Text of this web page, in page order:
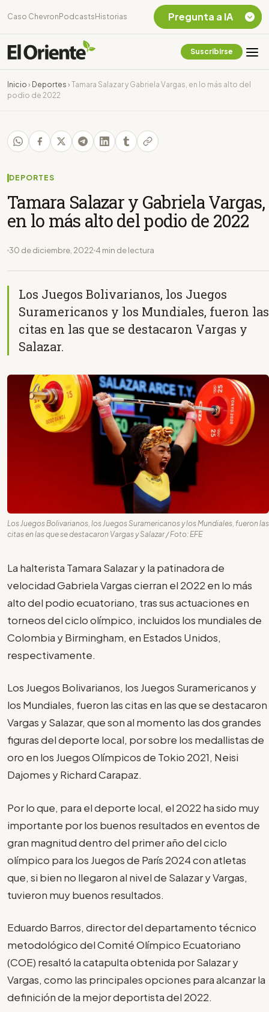
Caso Chevron Podcasts Historias
Suscribirse
Inicio › Deportes › Tamara Salazar y Gabriela Vargas, en lo más alto del
podio de 2022
DEPORTES
Tamara Salazar y Gabriela Vargas,
en lo más alto del podio de 2022
30 de diciembre, 2022 4 min de lectura
Los Juegos Bolivarianos, los Juegos
Suramericanos y los Mundiales, fueron las
citas en las que se destacaron Vargas y
Salazar.
Los Juegos Bolivarianos, los Juegos Suramericanos y los Mundiales, fueron las
citas en las que se destacaron Vargas y Salazar / Foto: EFE
La halterista Tamara Salazar y la patinadora de
velocidad Gabriela Vargas cierran el 2022 en lo más
alto del podio ecuatoriano, tras sus actuaciones en
torneos del ciclo olímpico, incluidos los mundiales de
Colombia y Birmingham, en Estados Unidos,
respectivamente.
Los Juegos Bolivarianos, los Juegos Suramericanos y
los Mundiales, fueron las citas en las que se destacaron
Vargas y Salazar, que son al momento las dos grandes
figuras del deporte local, por sobre los medallistas de
oro en los Juegos Olímpicos de Tokio 2021, Neisi
Dajomes y Richard Carapaz.
Por lo que, para el deporte local, el 2022 ha sido muy
importante por los buenos resultados en eventos de
gran magnitud dentro del primer año del ciclo
olímpico para los Juegos de París 2024 con atletas
que, si bien no llegaron al nivel de Salazar y Vargas,
tuvieron muy buenos resultados.
Eduardo Barros, director del departamento técnico
metodológico del Comité Olímpico Ecuatoriano
(COE) resaltó la catapulta obtenida por Salazar y
Vargas, como las principales opciones para alcanzar la
definición de la mejor deportista del 2022.
Pregunta a IA
Chevron Ecuador